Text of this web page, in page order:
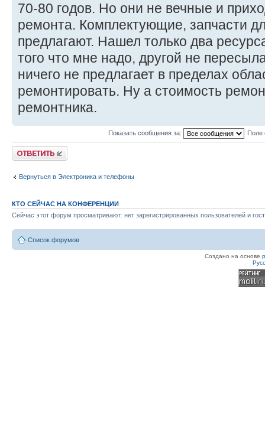
70-80 годов. Но они не вечные и
ремонта. Комплектующие, запчасти
предлагают. Нашел только два
того что мне надо, другой не
ничего не предлагает в пределах
ремонтировать. Ну а стоимость
ремонтника.
Показать сообщения за: Поле
Ответить
Вернуться в Электроника и телефоны
КТО СЕЙЧАС НА КОНФЕРЕНЦИИ
Сейчас этот форум просматривают: нет зарегистрированных пользователей и
Список форумов
Создано на основе